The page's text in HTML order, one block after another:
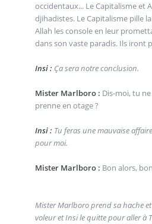
occidentaux... Le Capitalisme et
djihadistes. Le Capitalisme pille
Allah les console en leur
dans son vaste paradis. Ils iront
Insi : Ça sera notre conclusion.
Mister Marlboro : Dis-moi, tu
prenne en otage ?
Insi : Tu feras une mauvaise
pour moi.
Mister Marlboro : Bon alors,
Mister Marlboro prend sa hache
voleur et Insi le quitte pour aller à